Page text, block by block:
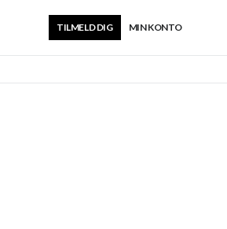
MIN KONTO
TILMELD DIG